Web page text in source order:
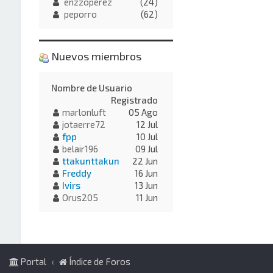
peporro
(62)
Nuevos miembros
Nombre de Usuario
Registrado
marlonluft
05 Ago
jotaerre72
12 Jul
fpp
10 Jul
belair196
09 Jul
ttakunttakun
22 Jun
Freddy
16 Jun
Ivirs
13 Jun
Orus205
11 Jun
Portal Índice de Foros